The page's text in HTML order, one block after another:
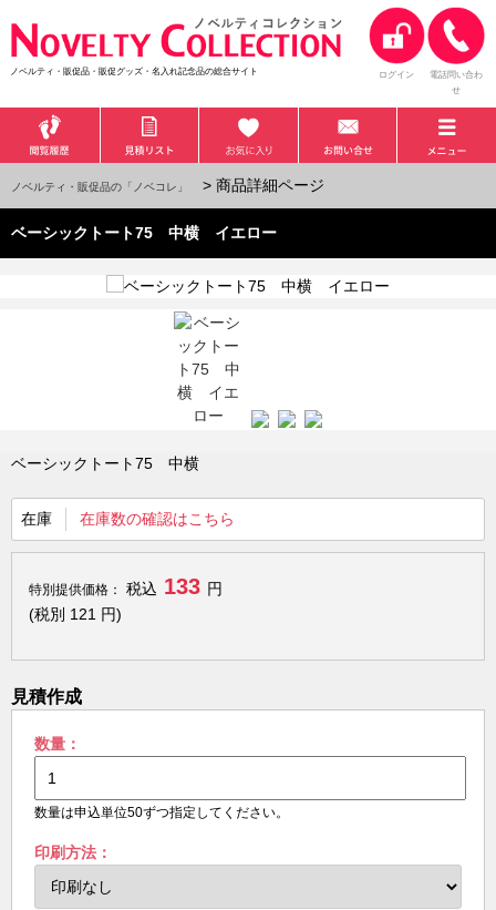
ノベルティ・販促品・販促グッズ・名入れ記念品の総合サイト ログイン
電話問い合わ
せ
ノベルティ・販促品の「ノベコレ」 > 商品詳細ページ
ベーシックトート75 中横 イエロー
ベーシックトート75 中横
在庫 在庫数の確認はこちら
特別提供価格： 税込 133 円
(税別 121 円)
見積作成
数量：
数量は申込単位50ずつ指定してください。
印刷方法：